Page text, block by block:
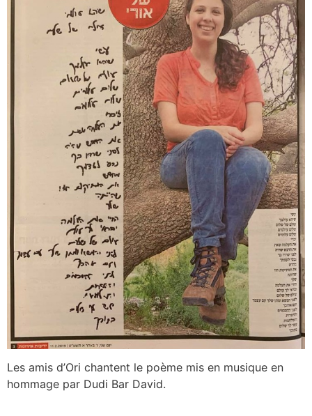
Les amis d’Ori chantent le poème mis en musique en
hommage par Dudi Bar David.